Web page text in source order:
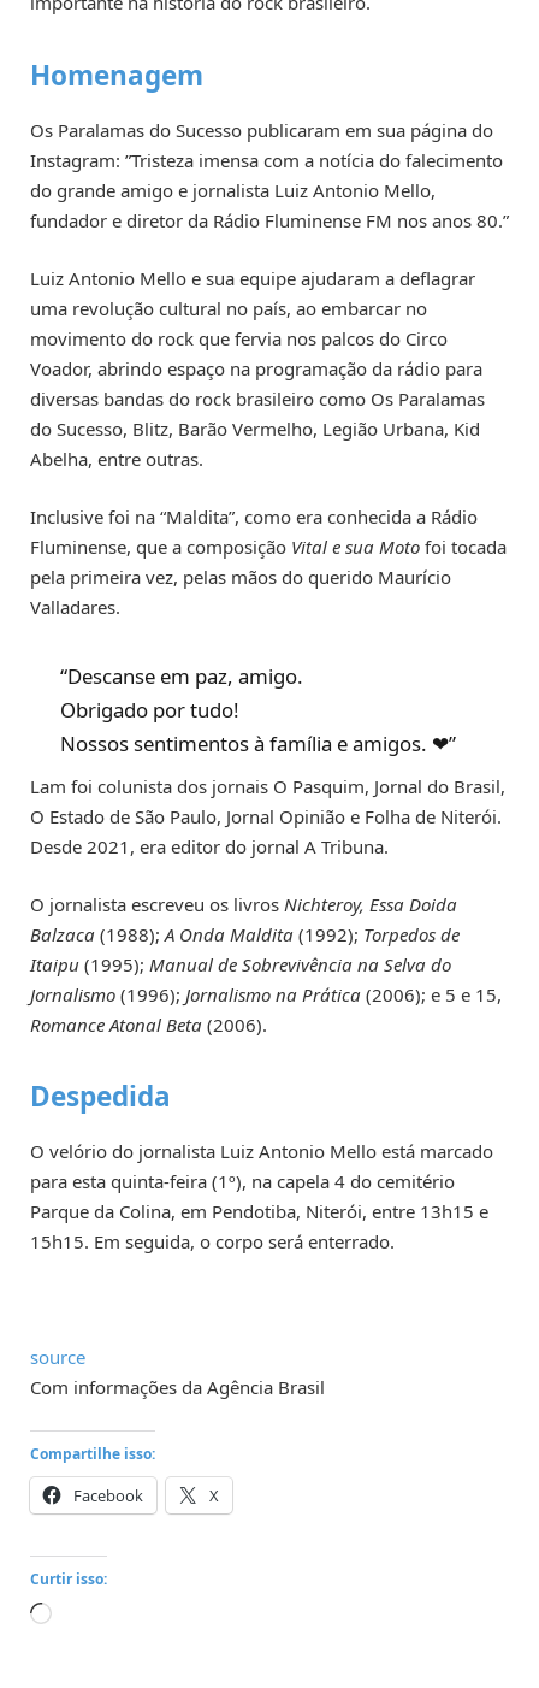
Homenagem
Os Paralamas do Sucesso publicaram em sua página do
Instagram: ”Tristeza imensa com a notícia do falecimento
do grande amigo e jornalista Luiz Antonio Mello,
fundador e diretor da Rádio Fluminense FM nos anos 80.”
Luiz Antonio Mello e sua equipe ajudaram a deflagrar
uma revolução cultural no país, ao embarcar no
movimento do rock que fervia nos palcos do Circo
Voador, abrindo espaço na programação da rádio para
diversas bandas do rock brasileiro como Os Paralamas
do Sucesso, Blitz, Barão Vermelho, Legião Urbana, Kid
Abelha, entre outras.
Inclusive foi na “Maldita”, como era conhecida a Rádio
Fluminense, que a composição Vital e sua Moto foi tocada
pela primeira vez, pelas mãos do querido Maurício
Valladares.
“Descanse em paz, amigo.
Obrigado por tudo!
Nossos sentimentos à família e amigos. ❤”
Lam foi colunista dos jornais O Pasquim, Jornal do Brasil,
O Estado de São Paulo, Jornal Opinião e Folha de Niterói.
Desde 2021, era editor do jornal A Tribuna.
O jornalista escreveu os livros Nichteroy, Essa Doida
Balzaca (1988); A Onda Maldita (1992); Torpedos de
Itaipu (1995); Manual de Sobrevivência na Selva do
Jornalismo (1996); Jornalismo na Prática (2006); e 5 e 15,
Romance Atonal Beta (2006).
Despedida
O velório do jornalista Luiz Antonio Mello está marcado
para esta quinta-feira (1º), na capela 4 do cemitério
Parque da Colina, em Pendotiba, Niterói, entre 13h15 e
15h15. Em seguida, o corpo será enterrado.
source
Com informações da Agência Brasil
Compartilhe isso:
Facebook X
Curtir isso:
Carregando...